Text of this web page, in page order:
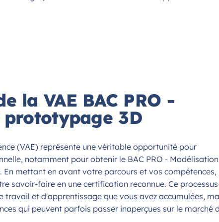
la VAE BAC PRO -
3D
(VAE) représente une véritable opportunité pour
notamment pour obtenir le BAC PRO -
En mettant en avant votre parcours et vos compétences,
savoir-faire en une certification reconnue. Ce processus
travail et d'apprentissage que vous avez accumulées,
qui peuvent parfois passer inaperçues sur le marché